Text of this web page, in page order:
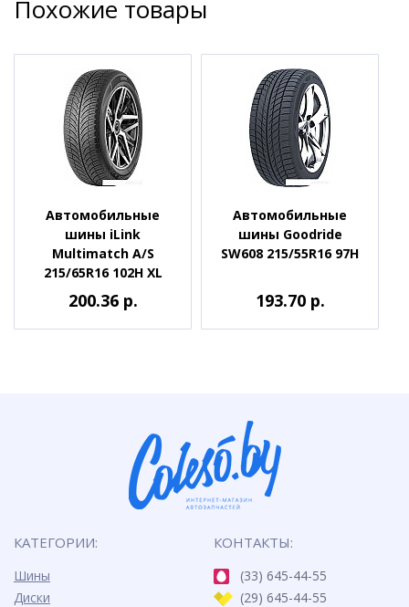
Похожие товары
Автомобильные
шины iLink
Multimatch A/S
215/65R16 102H XL
200.36 р.
Автомобильные
шины Goodride
SW608 215/55R16 97H
193.70 р.
КАТЕГОРИИ:
Шины
Диски
КОНТАКТЫ:
(33) 645-44-55
(29) 645-44-55